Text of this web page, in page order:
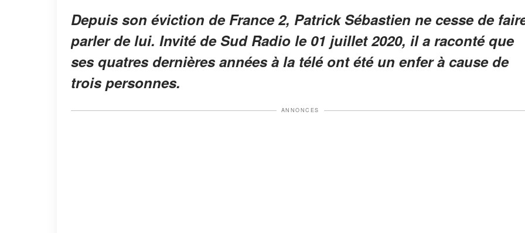
Depuis son éviction de France 2, Patrick Sébastien ne cesse de
parler de lui. Invité de Sud Radio le 01 juillet 2020, il a raconté que
ses quatres dernières années à la télé ont été un enfer à cause de
trois personnes.
ANNONCES